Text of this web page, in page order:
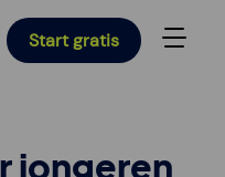
Start gratis
jongeren